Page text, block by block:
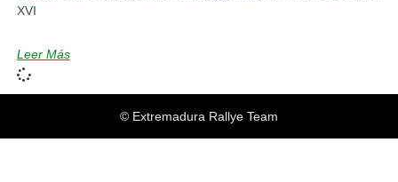
XVI
Leer Más
© Extremadura Rallye Team